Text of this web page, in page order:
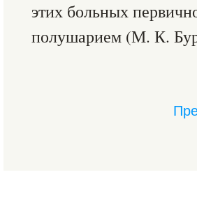
этих больных
полушарием (М. К.